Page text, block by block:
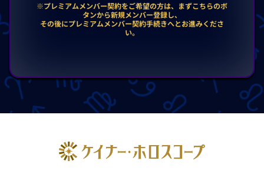
※プレミアムメンバー契約をご希望の方は、まずこちらのボ
タンから新規メンバー登録し、
その後にプレミアムメンバー契約手続きへとお進みくださ
い。